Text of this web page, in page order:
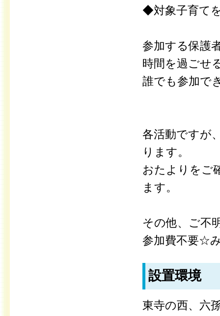
◆対象子育て
参加する保護
時間を過ごせ
誰でも参加で
各活動ですが
ります。
おたよりをご
ます。
その他、ご不
参加費不要☆
設置環境
東寺の西、六